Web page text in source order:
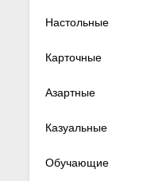
Настольные
Карточные
Азартные
Казуальные
Обучающие